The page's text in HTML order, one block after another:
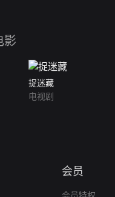
影
捉迷藏
电视剧
会员